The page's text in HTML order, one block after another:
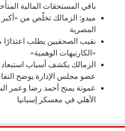
باقي المستحقات المالية
ميدو: الزمالك تخلّص من
المصرية
نقيب الصحفيين يطلب
«الكارنيهات الوهمية»
عضو مجلس الإدارة يوضح
عموتة يمنح أحمد رضا وعمر
الأهلي في معسكر إسبانيا